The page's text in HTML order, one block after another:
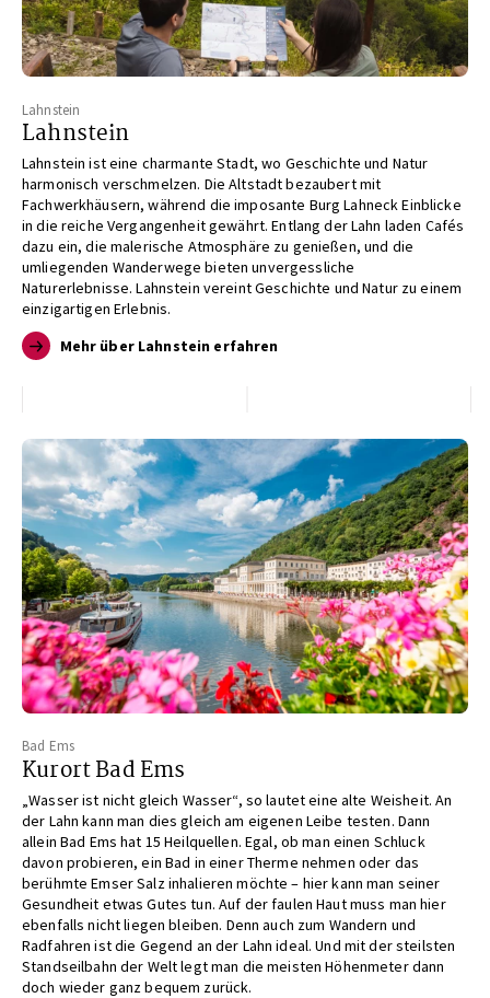
Lahnstein
Lahnstein
Lahnstein ist eine charmante Stadt, wo Geschichte und Natur
harmonisch verschmelzen. Die Altstadt bezaubert mit
Fachwerkhäusern, während die imposante Burg Lahneck Einblicke
in die reiche Vergangenheit gewährt. Entlang der Lahn laden Cafés
dazu ein, die malerische Atmosphäre zu genießen, und die
umliegenden Wanderwege bieten unvergessliche
Naturerlebnisse. Lahnstein vereint Geschichte und Natur zu einem
einzigartigen Erlebnis.
Mehr über Lahnstein erfahren
Bad Ems
Kurort Bad Ems
„Wasser ist nicht gleich Wasser“, so lautet eine alte Weisheit. An
der Lahn kann man dies gleich am eigenen Leibe testen. Dann
allein Bad Ems hat 15 Heilquellen. Egal, ob man einen Schluck
davon probieren, ein Bad in einer Therme nehmen oder das
berühmte Emser Salz inhalieren möchte – hier kann man seiner
Gesundheit etwas Gutes tun. Auf der faulen Haut muss man hier
ebenfalls nicht liegen bleiben. Denn auch zum Wandern und
Radfahren ist die Gegend an der Lahn ideal. Und mit der steilsten
Standseilbahn der Welt legt man die meisten Höhenmeter dann
doch wieder ganz bequem zurück.